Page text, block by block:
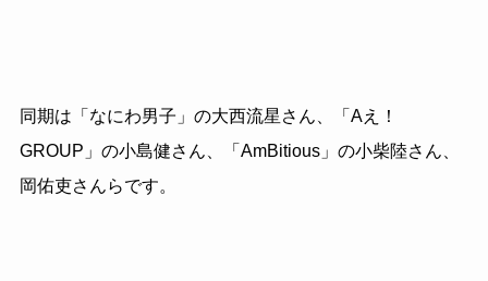
同期は「なにわ男子」の大西流星さん、「Aえ！
GROUP」の小島健さん、「AmBitious」の小柴陸さん、
岡佑吏さんらです。